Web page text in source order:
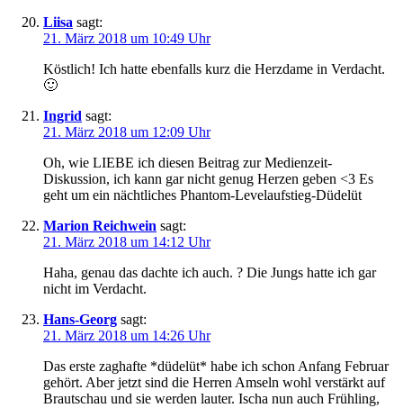
Liisa sagt:
21. März 2018 um 10:49 Uhr
Köstlich! Ich hatte ebenfalls kurz die Herzdame in Verdacht.
🙂
Ingrid sagt:
21. März 2018 um 12:09 Uhr
Oh, wie LIEBE ich diesen Beitrag zur Medienzeit-
Diskussion, ich kann gar nicht genug Herzen geben <3 Es
geht um ein nächtliches Phantom-Levelaufstieg-Düdelüt
Marion Reichwein sagt:
21. März 2018 um 14:12 Uhr
Haha, genau das dachte ich auch. ? Die Jungs hatte ich gar
nicht im Verdacht.
Hans-Georg sagt:
21. März 2018 um 14:26 Uhr
Das erste zaghafte *düdelüt* habe ich schon Anfang Februar
gehört. Aber jetzt sind die Herren Amseln wohl verstärkt auf
Brautschau und sie werden lauter. Ischa nun auch Frühling,